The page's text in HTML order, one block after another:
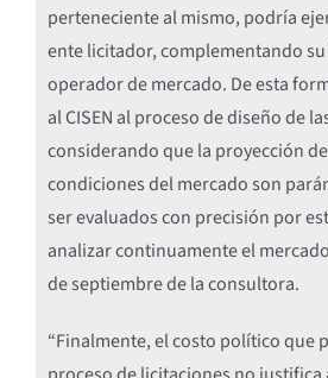
perteneciente al mismo, podría
ente licitador, complementando
operador de mercado. De esta
al CISEN al proceso de diseño de
considerando que la proyección
condiciones del mercado son
ser evaluados con precisión por
analizar continuamente el
de septiembre de la consultora.
“Finalmente, el costo político que